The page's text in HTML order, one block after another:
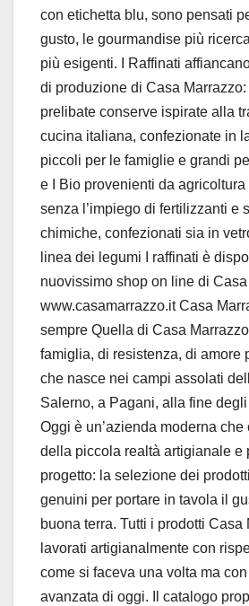
con etichetta blu, sono pensati
gusto, le gourmandise più
più esigenti. I Raffinati
di produzione di Casa
prelibate conserve ispirate alla
cucina italiana, confezionate in
piccoli per le famiglie e grandi
e I Bio provenienti da
senza l’impiego di fertilizzanti e
chimiche, confezionati sia in
linea dei legumi I raffinati è
nuovissimo shop on line di
www.casamarrazzo.it Casa
sempre Quella di Casa
famiglia, di resistenza, di amore
che nasce nei campi assolati
Salerno, a Pagani, alla fine
Oggi è un’azienda moderna
della piccola realtà artigianale e
progetto: la selezione dei
genuini per portare in tavola il
buona terra. Tutti i prodotti Casa
lavorati artigianalmente con
come si faceva una volta ma
avanzata di oggi. Il catalogo